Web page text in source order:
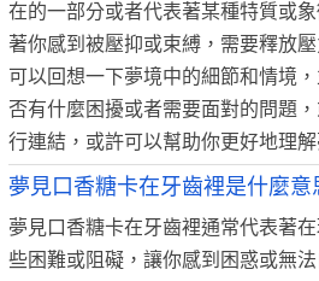
在的一部分或者代表著某種特質或
著你感到被壓抑或束縛，需要釋放
可以回想一下夢境中的細節和情境
否有什麼困擾或者需要面對的問題
行連結，或許可以幫助你更好地理解
夢見口香糖卡在牙齒裡是什麼意
夢見口香糖卡在牙齒裡通常代表著
些困難或阻礙，讓你感到困惑或無